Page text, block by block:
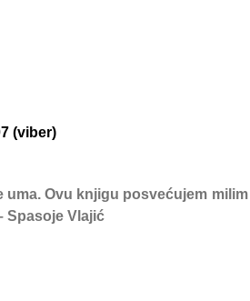
(viber)
Ovu knjigu posvećujem
Spasoje Vlajić